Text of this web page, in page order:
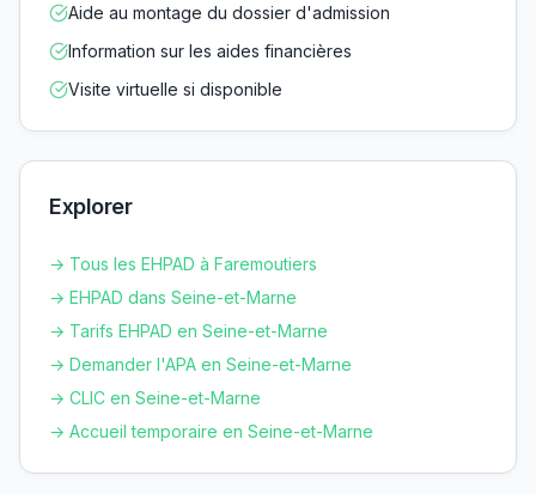
Aide au montage du dossier d'admission
Information sur les aides financières
Visite virtuelle si disponible
Explorer
→ Tous les EHPAD à Faremoutiers
→ EHPAD dans Seine-et-Marne
→ Tarifs EHPAD en Seine-et-Marne
→ Demander l'APA en Seine-et-Marne
→ CLIC en Seine-et-Marne
→ Accueil temporaire en Seine-et-Marne